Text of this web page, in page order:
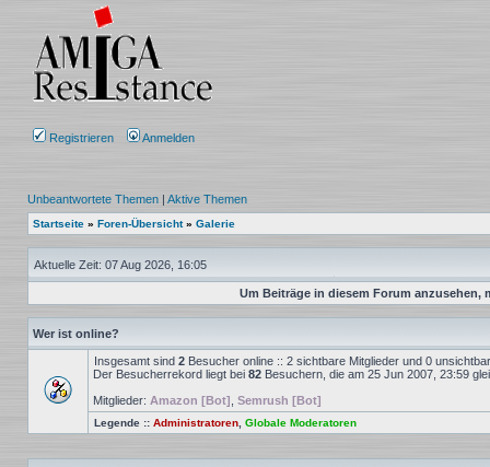
Registrieren Anmelden
Unbeantwortete Themen | Aktive Themen
Startseite » Foren-Übersicht» Galerie
Aktuelle Zeit: 07 Aug 2026, 16:05
Um Beiträge in diesem Forum
Wer ist online?
Insgesamt sind 2 Besucher online :: 2 sichtbare Mitglieder und 0
Der Besucherrekord liegt bei 82 Besuchern, die am 25 Jun 2007, 23:59
Mitglieder: Amazon [Bot] Semrush [Bot]
Legende :: Administratoren Globale Moderatoren